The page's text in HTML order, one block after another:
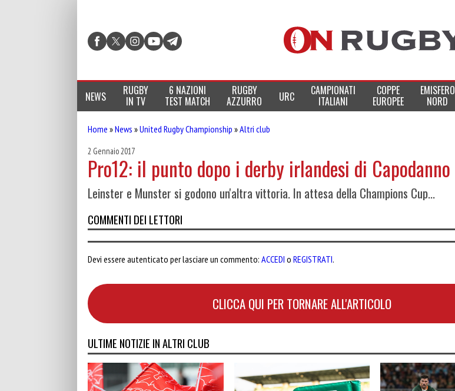
NEWS RUGBY
IN TV
6 NAZIONI
TEST MATCH
RUGBY
AZZURRO URC CAMPIONATI
ITALIANI
COPPE
EUROPEE
EMISFERO
NORD
Home »News »United Rugby Championship »Altri club
2 Gennaio 2017
Pro12: il punto dopo i derby irlandesi di Capodanno
Leinster e Munster si godono un'altra vittoria. In attesa della Champions Cup...
COMMENTI DEI LETTORI
Devi essere autenticato per lasciare un commento: ACCEDI o REGISTRATI.
CLICCA QUI PER TORNARE ALL'ARTICOLO
ULTIME NOTIZIE IN ALTRI CLUB